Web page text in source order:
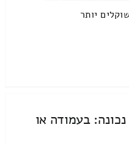
יותר
בעמודה או